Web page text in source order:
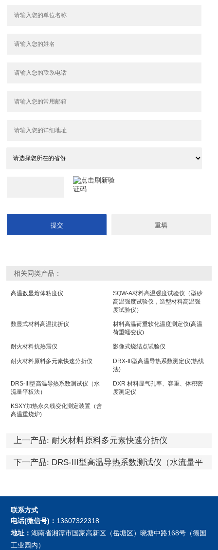
相关同类产品：
高温数显熔体粘度仪
SQW-A材料高温强度试验仪（型砂
高温强度试验仪，造型材料高温强
度试验仪）
数显式材料高温抗折仪
材料高温荷重软化温度测定仪(高温
荷重蠕变仪)
耐火材料抗热震仪 影像式烧结点试验仪
耐火材料原料多元素快速分折仪
DRX-III型高温导热系数测定仪(热线
法)
DRS-III型高温导热系数测试仪（水
流量平板法）
DXR 材料显气孔率、容重、体积密
度测定仪
KSXY加热永久线变化测定装置（含
高温重烧炉)
上一产品: 耐火材料原料多元素快速分折仪
下一产品: DRS-III型高温导热系数测试仪（水流量平
联系方式
电话(微信号)： 13607322318
地址：湖南省湘潭市国家高新区（岳塘区）晓塘中路168号（德国
工业园内）